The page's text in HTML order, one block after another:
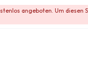
angeboten. Um diesen